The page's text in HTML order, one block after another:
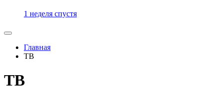
1 неделя спустя
Главная
ТВ
ТВ